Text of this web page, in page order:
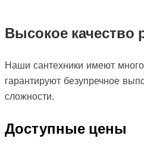
Высокое качество
Наши сантехники имеют
гарантируют безупречное
сложности.
Доступные цены